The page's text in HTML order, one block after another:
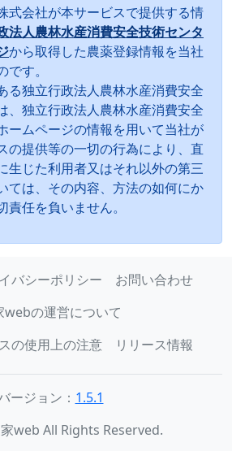
式会社が本サービスで提供する情
法人農林水産消費安全技術センタ
から取得した農薬登録情報を当社
す。
る独立行政法人農林水産消費安全
、独立行政法人農林水産消費安全
ームページの情報を用いて当社が
の提供等の一切の行為により、直
生じた利用者又はそれ以外の第三
ては、その内容、方法の如何にか
責任を負いません。
バシーポリシー
お問い合わせ
webの運営について
の使用上の注意
リリース情報
ージョン： 1.5.1
web All Rights Reserved.